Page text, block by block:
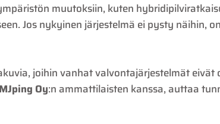
muutoksiin, kuten
Jos nykyinen järjestelmä ei pysty näihin,
joihin vanhat valvontajärjestelmät eivät
Oy:n ammattilaisten kanssa, auttaa